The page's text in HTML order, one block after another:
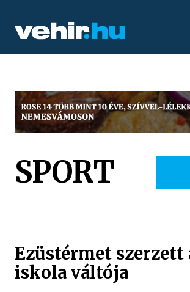
SPORT
Ezüstérmet szerzett
iskola váltója